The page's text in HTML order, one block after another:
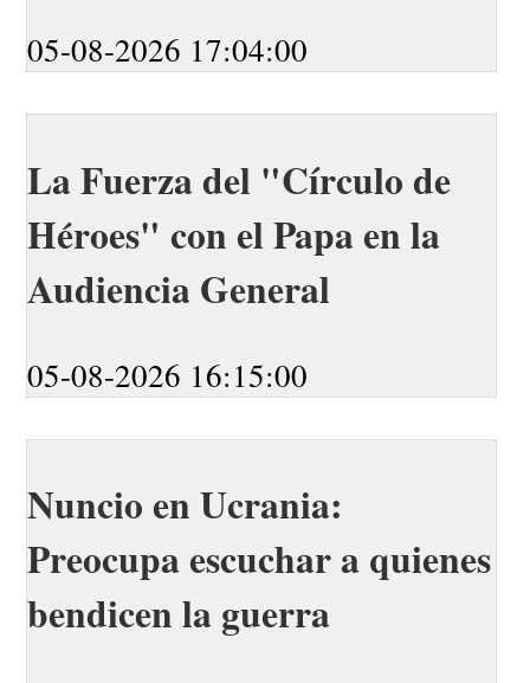
05-08-2026 17:04:00
La Fuerza del "Círculo de
Héroes" con el Papa en la
Audiencia General
05-08-2026 16:15:00
Nuncio en Ucrania:
Preocupa escuchar a quienes
bendicen la guerra